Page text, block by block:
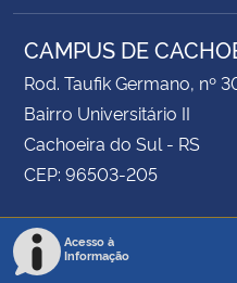
CAMPUS DE
Rod. Taufik Germano, nº
Bairro Universitário II
Cachoeira do Sul - RS
CEP: 96503-205
Acesso à
Informação